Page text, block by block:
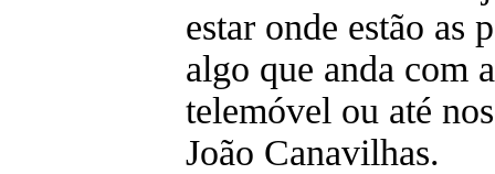
estar onde estão as
algo que anda com
telemóvel ou até
João Canavilhas.